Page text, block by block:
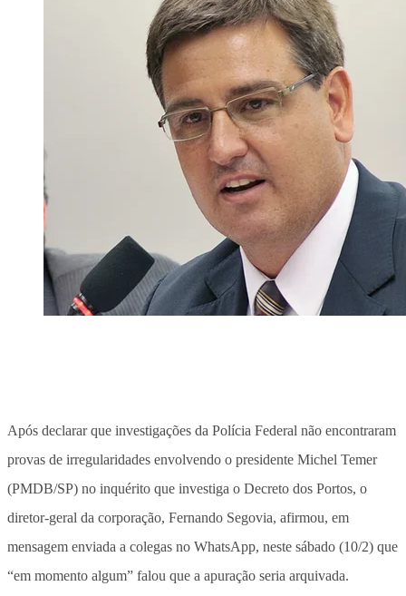
Após declarar que investigações da Polícia Federal não encontraram
provas de irregularidades envolvendo o presidente Michel Temer
(PMDB/SP) no inquérito que investiga o Decreto dos Portos, o
diretor-geral da corporação, Fernando Segovia, afirmou, em
mensagem enviada a colegas no WhatsApp, neste sábado (10/2) que
“em momento algum” falou que a apuração seria arquivada.